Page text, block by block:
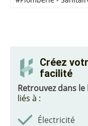
Créez
facilité
Retrouvez dans le
liés à :
Électricité